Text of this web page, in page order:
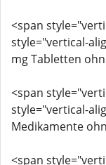
<span
style="vertical-
mg Tabletten
<span
style="vertical-
Medikamente
<span